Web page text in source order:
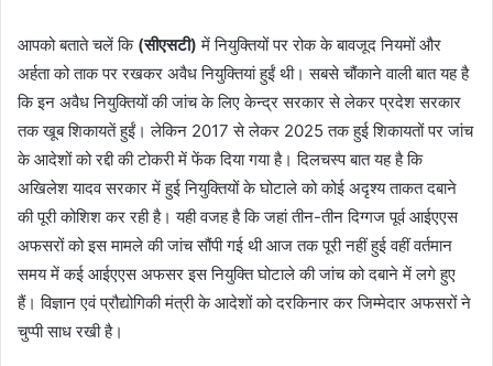
आपको बताते चलें कि(सीएसटी) में नियुक्तियों पर रोक के बावजूद नियमों और
अर्हता को ताक पर रखकर अवैध नियुक्तियां हुईं थी। सबसे चौंकाने वाली बात यह है
कि इन अवैध नियुक्तियों की जांच के लिए केन्द्र सरकार से लेकर प्रदेश सरकार
तक खूब शिकायतें हुईं। लेकिन 2017 से लेकर 2025 तक हुई शिकायतों पर जांच
के आदेशों को रद्दी की टोकरी में फेंक दिया गया है। दिलचस्प बात यह है कि
अखिलेश यादव सरकार में हुई नियुक्तियों के घोटाले को कोई अदृश्य ताकत दबाने
की पूरी कोशिश कर रही है। यही वजह है कि जहां तीन-तीन दिग्गज पूर्व आईएएस
अफसरों को इस मामले की जांच सौंपी गई थी आज तक पूरी नहीं हुई वहीं वर्तमान
समय में कई आईएएस अफसर इस नियुक्ति घोटाले की जांच को दबाने में लगे हुए
हैं। विज्ञान एवं प्रौद्योगिकी मंत्री के आदेशों को दरकिनार कर जिम्मेदार अफसरों ने
चुप्पी साध रखी है।